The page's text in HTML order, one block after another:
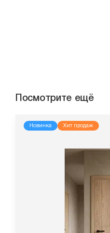
Посмотрите ещё
Новинка Хит продаж